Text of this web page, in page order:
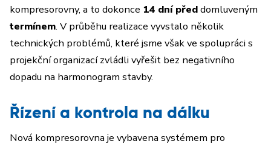
kompresorovny, a to dokonce 14 dní předdomluveným
termínem. V průběhu realizace vyvstalo několik
technických problémů, které jsme však ve spolupráci s
projekční organizací zvládli vyřešit bez negativního
dopadu na harmonogram stavby.
Řízení a kontrola na dálku
Nová kompresorovna je vybavena systémem pro